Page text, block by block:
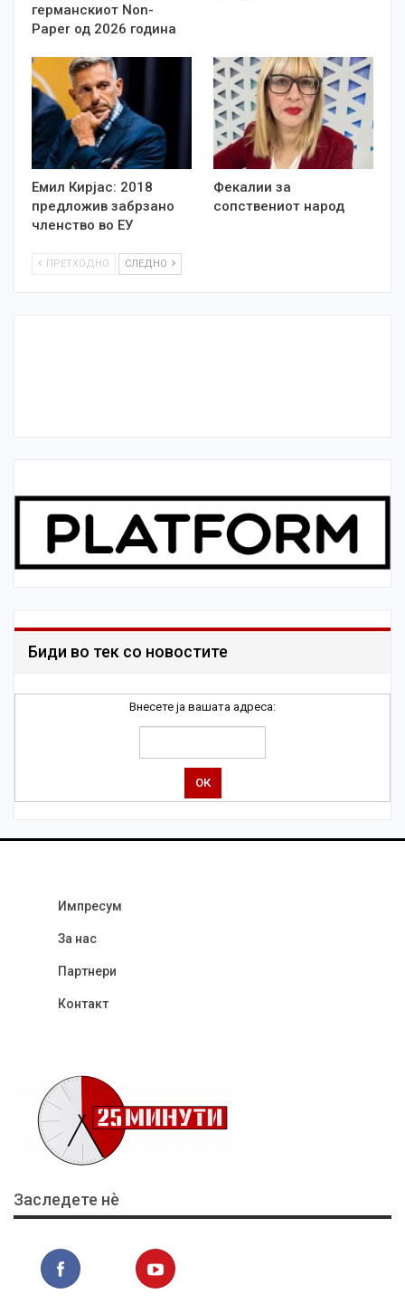
германскиот Non-
Paper од 2026 година
Емил Кирјас: 2018
предложив забрзано
членство во ЕУ
Фекалии за
сопствениот народ
ПРЕТХОДНО СЛЕДНО
Биди во тек со новостите
Внесете ја вашата адреса:
Импресум
За нас
Партнери
Контакт
Заследете нѐ